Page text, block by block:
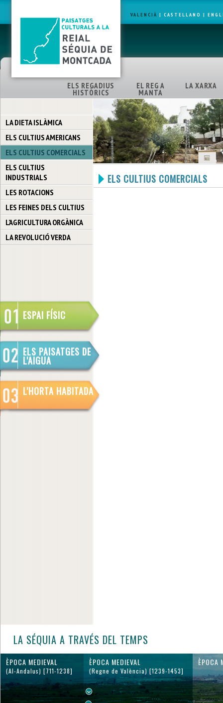
VALENCIÀ | CASTELLANO |
ELS REGADIUS
HISTÒRICS
EL REG A
MANTA
LA XARXA
LA DIETA ISLÀMICA
ELS CULTIUS AMERICANS
ELS CULTIUS COMERCIALS
ELS CULTIUS
INDUSTRIALS
LES ROTACIONS
LES FEINES DELS CULTIUS
L’AGRICULTURA ORGÀNICA
LA REVOLUCIÓ VERDA
ESPAI FÍSIC
ELS PAISATGES DE
L'AIGUA
L'HORTA HABITADA
ELS CULTIUS COMERCIALS
LA SÉQUIA A TRAVÉS DEL TEMPS
ÈPOCA MEDIEVAL
(Al-Andalus) [711-1238]
ÈPOCA MEDIEVAL
(Regne de València) [1239-1453]
ÈPOCA